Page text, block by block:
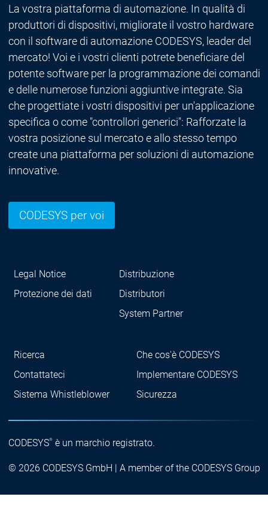
La vostra piattaforma di automazione. In qualità di
produttori di dispositivi, migliorate il vostro hardware
con il software di automazione CODESYS, leader del
mercato! Voi e i vostri clienti potrete beneficiare del
potente software per la programmazione dei comandi
e delle numerose funzioni aggiuntive integrate. Sia
che progettiate i vostri dispositivi per un'applicazione
specifica o come "controllori generici": Rafforzate la
vostra posizione sul mercato e allo stesso tempo
create una piattaforma per soluzioni di automazione
innovative.
CODESYS per voi
Legal Notice
Protezione dei dati
Distribuzione
Distributori
System Partner
Ricerca
Contattateci
Sistema Whistleblower
Che cos'è CODESYS
Implementare CODESYS
Sicurezza
CODESYS®è un marchio registrato.
© 2026 CODESYS GmbH | A member of the CODESYS Group